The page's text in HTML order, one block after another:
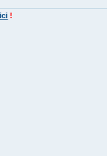
ici !